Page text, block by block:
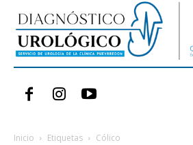
Inicio Etiquetas Cólico